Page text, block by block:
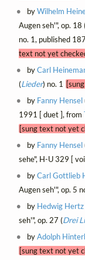
byWilhelm
Augen seh'", op. 18
no. 1, published
text not yet
byCarl
(Lieder) no. 1
by Fanny Hensel
1991 [ duet ], from
[sung text not yet
by Fanny Hensel
sehe", H-U 329 [
byCarl Gottlieb
Augen seh'", op. 5
by Hedwig Hertz
seh'", op. 27 (Drei
byAdolph
[sung text not yet